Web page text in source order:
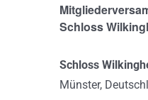
Schloss
Schloss
Münster,